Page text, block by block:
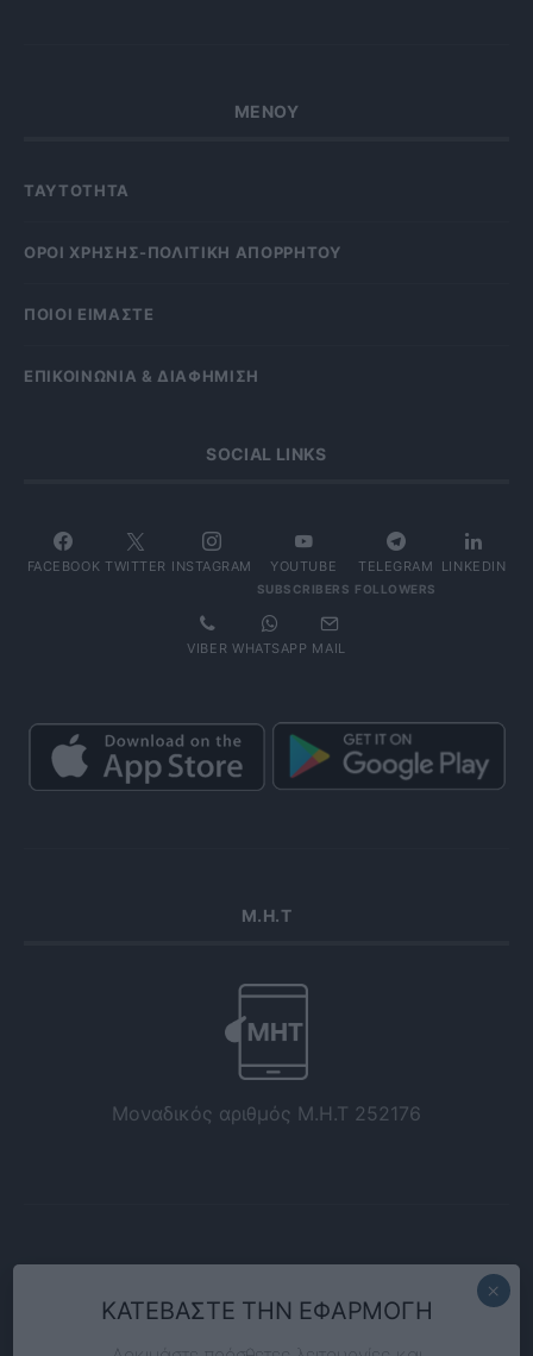
ΜΕΝΟΥ
ΤΑΥΤΟΤΗΤΑ
OΡΟΙ ΧΡΗΣΗΣ-ΠΟΛΙΤΙΚΗ ΑΠΟΡΡΗΤΟΥ
ΠΟΙΟΙ ΕΙΜΑΣΤΕ
ΕΠΙΚΟΙΝΩΝΙΑ & ΔΙΑΦΗΜΙΣΗ
SOCIAL LINKS
FACEBOOK TWITTER INSTAGRAM YOUTUBE
SUBSCRIBERS
TELEGRAM
FOLLOWERS
LINKEDIN
VIBER WHATSAPP MAIL
Μ.Η.Τ
Μοναδικός αριθμός Μ.Η.Τ 252176
ΚΑΤΕΒΑΣΤΕ ΤΗΝ ΕΦΑΡΜΟΓΗ